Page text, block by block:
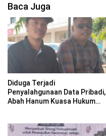
Baca Juga
Diduga Terjadi
Penyalahgunaan Data Pribadi,
Abah Hanum Kuasa Hukum
Mojokerto